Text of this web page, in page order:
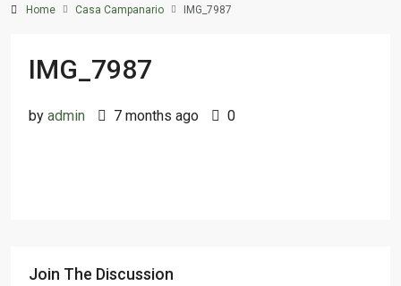
Home Casa Campanario IMG_7987
IMG_7987
by admin 7 months ago 0
Join The Discussion